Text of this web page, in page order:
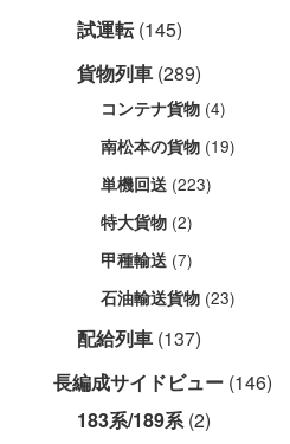
試運転(145)
貨物列車 (289)
コンテナ貨物 (4)
南松本の貨物 (19)
単機回送 (223)
特大貨物 (2)
甲種輸送 (7)
石油輸送貨物 (23)
配給列車 (137)
長編成サイドビュー (146)
183系/189系 (2)